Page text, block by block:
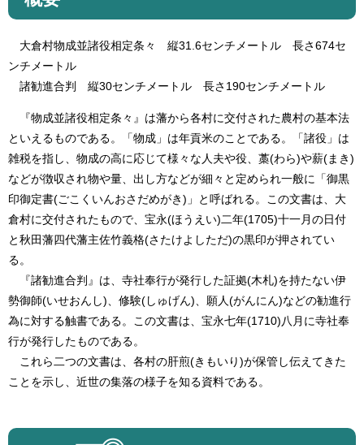
大倉村物成並諸役相定条々 縦31.6センチメートル 長さ674セ
ンチメートル
諸勧進合判 縦30センチメートル 長さ190センチメートル
『物成並諸役相定条々』は藩から各村に交付された農村の基本法
といえるものである。「物成」は年貢米のことである。「諸役」は
雑税を指し、物成の高に応じて様々な人夫や役、藁(わら)や薪(まき)
などが徴収され物や量、出し方などが細々と定められ一般に「御黒
印御定書(ごこくいんおさだめがき)」と呼ばれる。この文書は、大
倉村に交付されたもので、宝永(ほうえい)二年(1705)十一月の日付
と秋田藩四代藩主佐竹義格(さたけよしただ)の黒印が押されてい
る。
『諸勧進合判』は、寺社奉行が発行した証拠(木札)を持たない伊
勢御師(いせおんし)、修験(しゅげん)、願人(がんにん)などの勧進行
為に対する触書である。この文書は、宝永七年(1710)八月に寺社奉
行が発行したものである。
これら二つの文書は、各村の肝煎(きもいり)が保管し伝えてきた
ことを示し、近世の集落の様子を知る資料である。